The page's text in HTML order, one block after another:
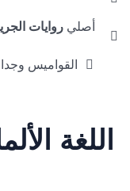
أصليروايات
القواميس
اللغة